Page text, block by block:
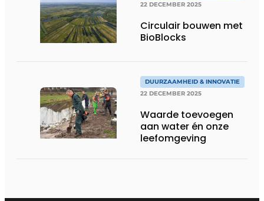
22 DECEMBER 2025
Circulair bouwen met
BioBlocks
DUURZAAMHEID & INNOVATIE
22 DECEMBER 2025
Waarde toevoegen
aan water én onze
leefomgeving